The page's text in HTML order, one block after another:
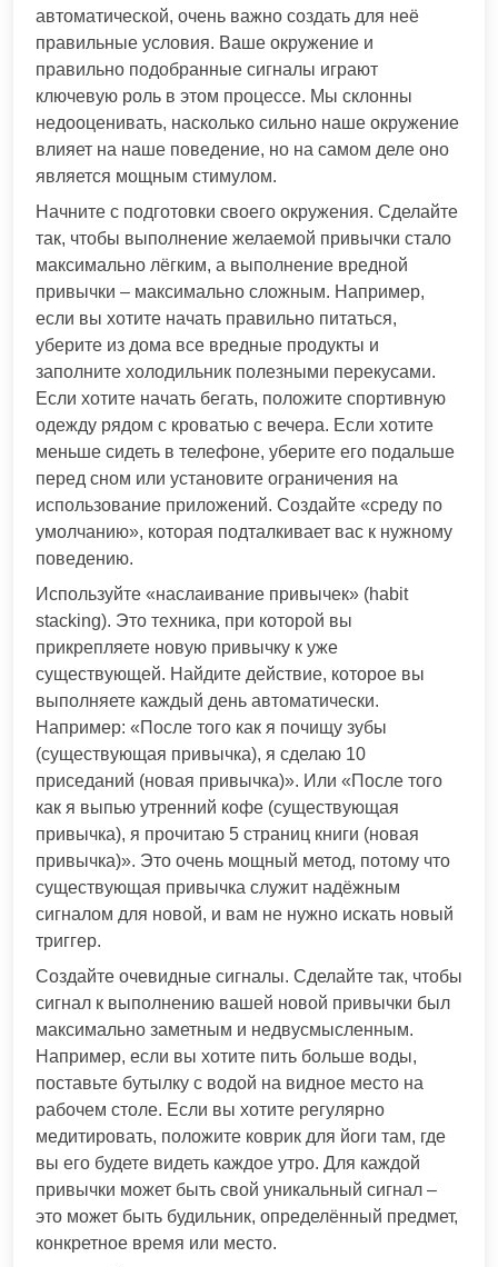
автоматической, очень важно создать для неё
правильные условия. Ваше окружение и
правильно подобранные сигналы играют
ключевую роль в этом процессе. Мы склонны
недооценивать, насколько сильно наше окружение
влияет на наше поведение, но на самом деле оно
является мощным стимулом.
Начните с подготовки своего окружения. Сделайте
так, чтобы выполнение желаемой привычки стало
максимально лёгким, а выполнение вредной
привычки – максимально сложным. Например,
если вы хотите начать правильно питаться,
уберите из дома все вредные продукты и
заполните холодильник полезными перекусами.
Если хотите начать бегать, положите спортивную
одежду рядом с кроватью с вечера. Если хотите
меньше сидеть в телефоне, уберите его подальше
перед сном или установите ограничения на
использование приложений. Создайте «среду по
умолчанию», которая подталкивает вас к нужному
поведению.
Используйте «наслаивание привычек» (habit
stacking). Это техника, при которой вы
прикрепляете новую привычку к уже
существующей. Найдите действие, которое вы
выполняете каждый день автоматически.
Например: «После того как я почищу зубы
(существующая привычка), я сделаю 10
приседаний (новая привычка)». Или «После того
как я выпью утренний кофе (существующая
привычка), я прочитаю 5 страниц книги (новая
привычка)». Это очень мощный метод, потому что
существующая привычка служит надёжным
сигналом для новой, и вам не нужно искать новый
триггер.
Создайте очевидные сигналы. Сделайте так, чтобы
сигнал к выполнению вашей новой привычки был
максимально заметным и недвусмысленным.
Например, если вы хотите пить больше воды,
поставьте бутылку с водой на видное место на
рабочем столе. Если вы хотите регулярно
медитировать, положите коврик для йоги там, где
вы его будете видеть каждое утро. Для каждой
привычки может быть свой уникальный сигнал –
это может быть будильник, определённый предмет,
конкретное время или место.